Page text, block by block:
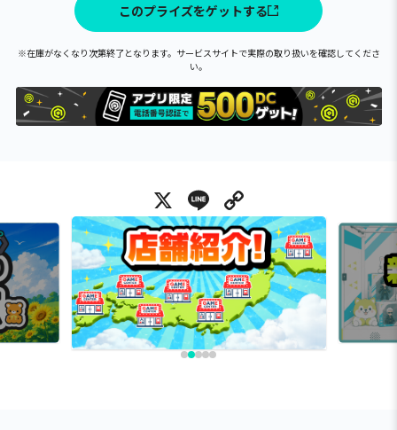
このプライズをゲットする
※在庫がなくなり次第終了となります。サービスサイトで実際の取り扱いを確認してくださ
い。
X Line